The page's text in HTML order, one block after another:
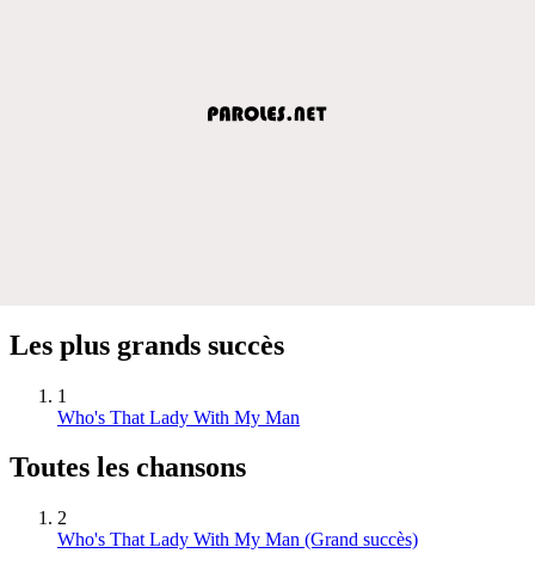
Les plus grands succès
1
Who's That Lady With My Man
Toutes les chansons
2
Who's That Lady With My Man (Grand succès)